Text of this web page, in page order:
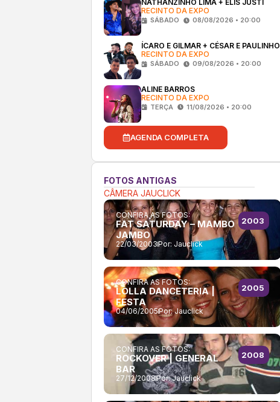
NATHANZINHO LIMA + ELIS JUSTI
RECINTO DA EXPO
SÁBADO 08/08/2026 • 20:00
ÍCARO E GILMAR + CÉSAR E PAULINHO
RECINTO DA EXPO
SÁBADO 09/08/2026 • 20:00
ALINE BARROS
RECINTO DA EXPO
TERÇA 11/08/2026 • 20:00
AGENDA COMPLETA
FOTOS ANTIGAS
CÂMERA JAUCLICK
CONFIRA AS FOTOS:
FAT SATURDAY – MAMBO
JAMBO
22/03/2003Por: Jauclick
2003
CONFIRA AS FOTOS:
LOLLA DANCETERIA |
FESTA
04/06/2005Por:Jauclick
2005
CONFIRA AS FOTOS:
ROCKOVER | GENERAL
BAR
27/12/2008Por:Jauclick
2008